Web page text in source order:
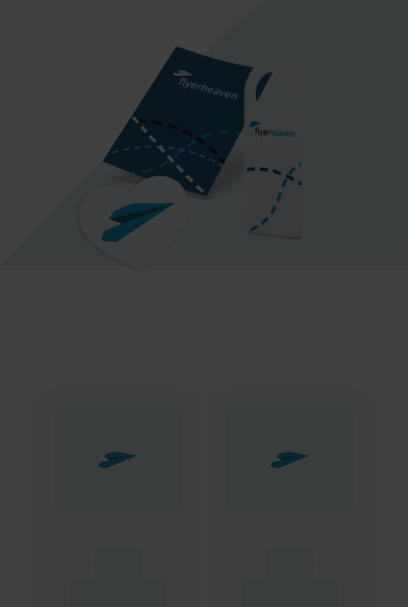
kommunizieren.